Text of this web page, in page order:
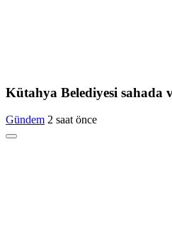
Kütahya Belediyesi sahada
Gündem 2 saat önce